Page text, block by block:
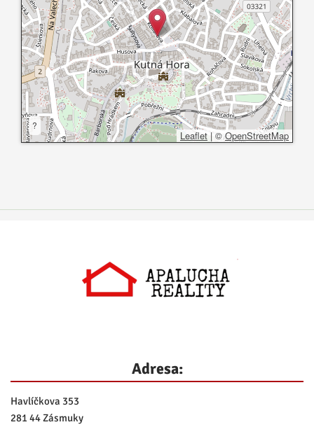
?
Leaflet | ©OpenStreetMap
Adresa:
Havlíčkova 353
281 44 Zásmuky